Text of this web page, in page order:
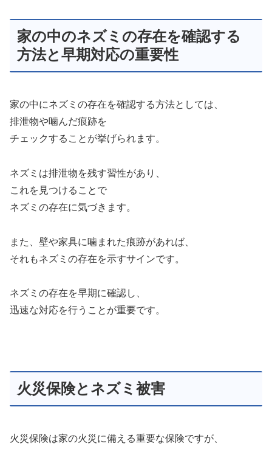
家の中のネズミの存在を確認する
方法と早期対応の重要性
家の中にネズミの存在を確認する方法としては、
排泄物や噛んだ痕跡を
チェックすることが挙げられます。
ネズミは排泄物を残す習性があり、
これを見つけることで
ネズミの存在に気づきます。
また、壁や家具に噛まれた痕跡があれば、
それもネズミの存在を示すサインです。
ネズミの存在を早期に確認し、
迅速な対応を行うことが重要です。
火災保険とネズミ被害
火災保険は家の火災に備える重要な保険ですが、